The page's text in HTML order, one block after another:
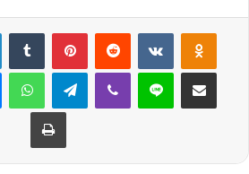
LinkedInTumblr PinterestReddit VKontakte
MessengerWhatsAppTelegramViber Line E-Posta ile
Yazdır